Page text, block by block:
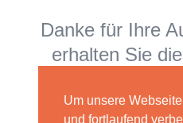
Um unsere
und fortlaufend
Danke für Ihre
erhalten Sie
Viele GrüßeIhr